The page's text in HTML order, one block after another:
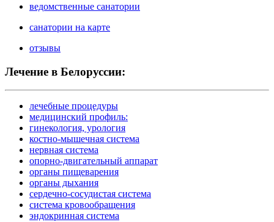
ведомственные санатории
санатории на карте
отзывы
Лечение в Белоруссии:
лечебные процедуры
медицинский профиль:
гинекология, урология
костно-мышечная система
нервная система
опорно-двигательный аппарат
органы пищеварения
органы дыхания
сердечно-сосудистая система
система кровообращения
эндокринная система